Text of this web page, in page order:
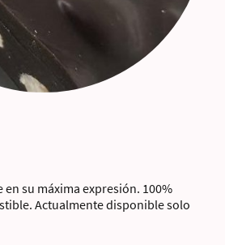
en su máxima expresión. 100%
Actualmente disponible solo